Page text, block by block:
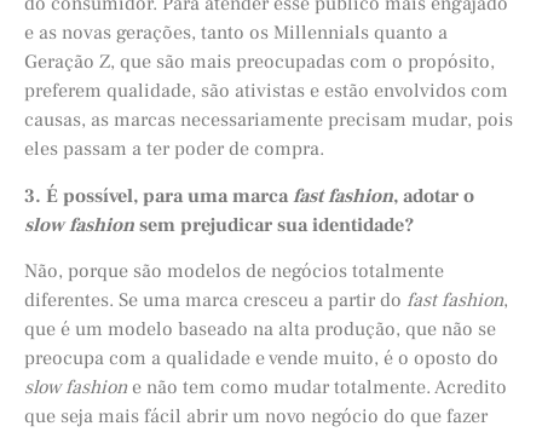
e as novas gerações, tanto os Millennials quanto a
Geração Z, que são mais preocupadas com o propósito,
preferem qualidade, são ativistas e estão envolvidos com
causas, as marcas necessariamente precisam mudar, pois
eles passam a ter poder de compra.
3. É possível, para uma marcafast fashion, adotar o
slow fashion sem prejudicar sua identidade?
Não, porque são modelos de negócios totalmente
diferentes. Se uma marca cresceu a partir do fast fashion,
que é um modelo baseado na alta produção, que não se
preocupa com a qualidade e vende muito, é o oposto do
slow fashion e não tem como mudar totalmente. Acredito
que seja mais fácil abrir um novo negócio do que fazer